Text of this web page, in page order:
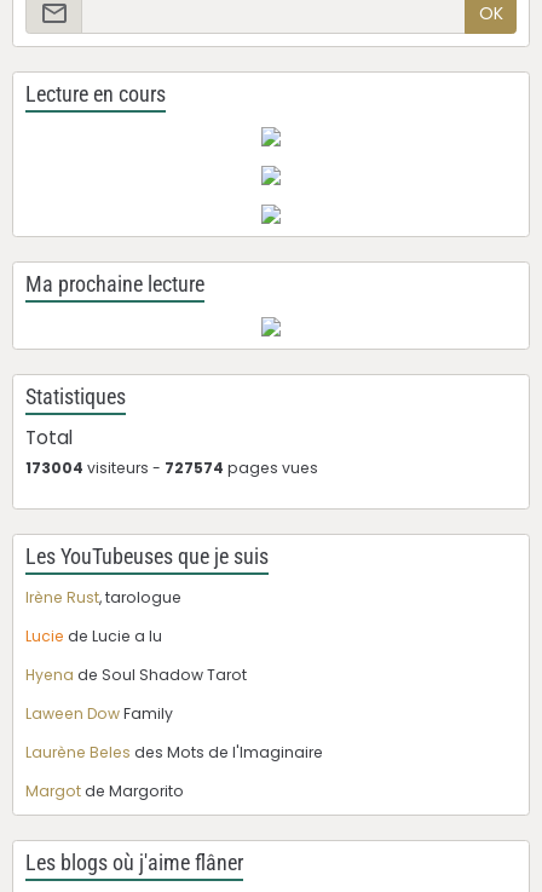
OK
Lecture en cours
Ma prochaine lecture
Statistiques
Total
173004 visiteurs - 727574 pages vues
Les YouTubeuses que je suis
Irène Rust, tarologue
Lucie de Lucie a lu
Hyena de Soul Shadow Tarot
Laween DowFamily
Laurène Beles des Mots de l'Imaginaire
Margotde Margorito
Les blogs où j'aime flâner